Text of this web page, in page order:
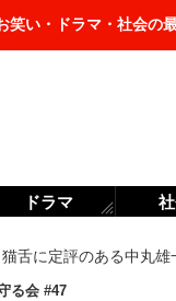
笑い・ドラマ・社会の
猫舌に定評のある中丸雄
る会 #47
ドラマ